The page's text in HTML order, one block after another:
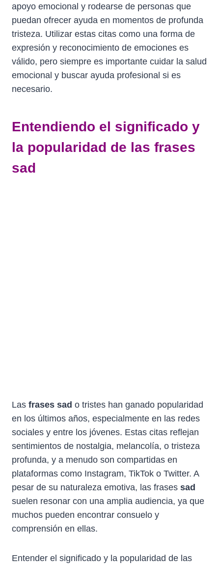
apoyo emocional y rodearse de personas que
puedan ofrecer ayuda en momentos de profunda
tristeza. Utilizar estas citas como una forma de
expresión y reconocimiento de emociones es
válido, pero siempre es importante cuidar la salud
emocional y buscar ayuda profesional si es
necesario.
Entendiendo el significado y
la popularidad de las frases
sad
Las frases sad o tristes han ganado popularidad
en los últimos años, especialmente en las redes
sociales y entre los jóvenes. Estas citas reflejan
sentimientos de nostalgia, melancolía, o tristeza
profunda, y a menudo son compartidas en
plataformas como Instagram, TikTok o Twitter. A
pesar de su naturaleza emotiva, las frases sad
suelen resonar con una amplia audiencia, ya que
muchos pueden encontrar consuelo y
comprensión en ellas.
Entender el significado y la popularidad de las